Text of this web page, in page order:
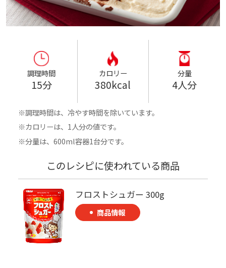
調理時間
15分
カロリー
380kcal
分量
4人分
調理時間は、冷やす時間を除いています。
カロリーは、1人分の値です。
分量は、600ml容器1台分です。
このレシピに使われている商品
フロストシュガー 300g
商品情報